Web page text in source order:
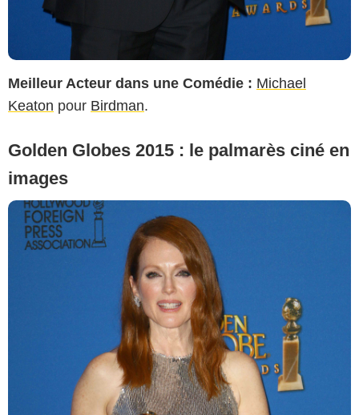
Meilleur Acteur dans une Comédie : Michael
Keaton pour Birdman.
Golden Globes 2015 : le palmarès ciné en
images